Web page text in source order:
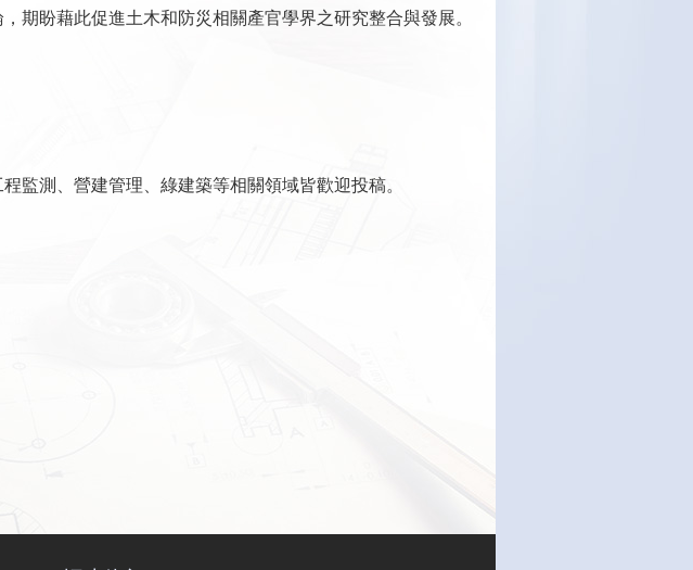
期盼藉此促進土木和防災相關產官學界之研究整合與發展。
監測、營建管理、綠建築等相關領域皆歡迎投稿。